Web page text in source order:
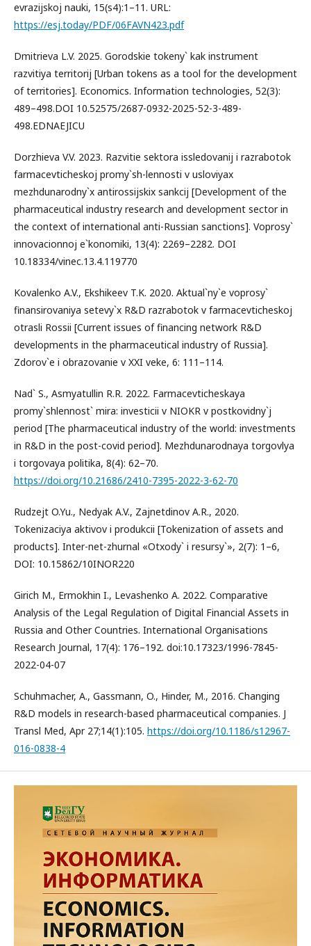
evrazijskoj nauki, 15(s4):1–11. URL:
https://esj.today/PDF/06FAVN423.pdf
Dmitrieva L.V. 2025. Gorodskie tokeny` kak instrument
razvitiya territorij [Urban tokens as a tool for the development
of territories]. Economics. Information technologies, 52(3):
489–498.DOI 10.52575/2687-0932-2025-52-3-489-
498.EDNAEJICU
Dorzhieva V.V. 2023. Razvitie sektora issledovanij i razrabotok
farmacevticheskoj promy`sh-lennosti v usloviyax
mezhdunarodny`x antirossijskix sankcij [Development of the
pharmaceutical industry research and development sector in
the context of international anti-Russian sanctions]. Voprosy`
innovacionnoj e`konomiki, 13(4): 2269–2282. DOI
10.18334/vinec.13.4.119770
Kovalenko A.V., Ekshikeev T.K. 2020. Aktual`ny`e voprosy`
finansirovaniya setevy`x R&D razrabotok v farmacevticheskoj
otrasli Rossii [Current issues of financing network R&D
developments in the pharmaceutical industry of Russia].
Zdorov`e i obrazovanie v XXI veke, 6: 111–114.
Nad` S., Asmyatullin R.R. 2022. Farmacevticheskaya
promy`shlennost` mira: investicii v NIOKR v postkovidny`j
period [The pharmaceutical industry of the world: investments
in R&D in the post-covid period]. Mezhdunarodnaya torgovlya
i torgovaya politika, 8(4): 62–70.
https://doi.org/10.21686/2410-7395-2022-3-62-70
Rudzejt O.Yu., Nedyak A.V., Zajnetdinov A.R., 2020.
Tokenizaciya aktivov i produkcii [Tokenization of assets and
products]. Inter-net-zhurnal «Otxody` i resursy`», 2(7): 1–6,
DOI: 10.15862/10INOR220
Girich M., Ermokhin I., Levashenko A. 2022. Comparative
Analysis of the Legal Regulation of Digital Financial Assets in
Russia and Other Countries. International Organisations
Research Journal, 17(4): 176–192. doi:10.17323/1996-7845-
2022-04-07
Schuhmacher, A., Gassmann, O., Hinder, M., 2016. Changing
R&D models in research-based pharmaceutical companies. J
Transl Med, Apr 27;14(1):105. https://doi.org/10.1186/s12967-
016-0838-4